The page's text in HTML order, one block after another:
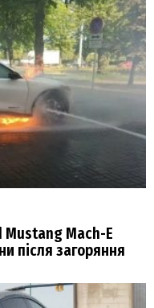
Mustang Mach-E
після загоряння